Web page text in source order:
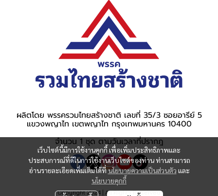
เว็บไซต์นี้มีการใช้งานคุกกี้ เพื่อเพิ่มประสิทธิภาพและ
ประสบการณ์ที่ดีในการใช้งานเว็บไซต์ของท่าน ท่านสามารถ
อ่านรายละเอียดเพิ่มเติมได้ที่นโยบายความเป็นส่วนตัว และ
นโยบายคุกกี้
ผลิตโดย พรรครวมไทยสร้างชาติ เลขที่ 35/3 ซอยอารีย์ 5
แขวงพญาไท เขตพญาไท กรุงเทพมหานคร 10400
จำนวน 1 ชุด ตามวันเวลาที่ปรากฎ
Copyright 2024 | All Rights Reserved